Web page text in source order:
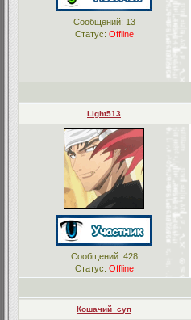
Сообщений: 13
Статус: Offline
Light513
Сообщений: 428
Статус: Offline
Кошачий_суп